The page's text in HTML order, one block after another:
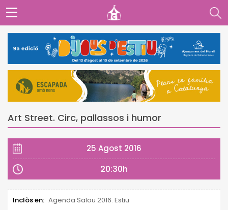
Art Street. Circ, pallassos i humor
25 Agost 2016
20:30h
Inclòs en: Agenda Salou 2016. Estiu